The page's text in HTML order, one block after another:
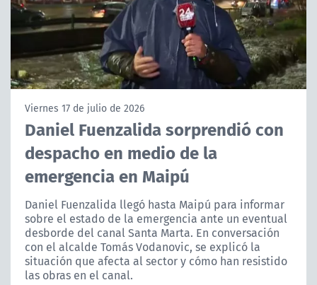
PROGRAMAS
TELESERIES
ACTUALIDAD Y TENDENCIAS
CORPORATIVO Y TRANSPARENCIA
CANAL DE DENUNCIAS
ÁREA DE PROYECTOS
Viernes 17 de julio de 2026
Daniel Fuenzalida sorprendió con
despacho en medio de la
emergencia en Maipú
Daniel Fuenzalida llegó hasta Maipú para informar
sobre el estado de la emergencia ante un eventual
desborde del canal Santa Marta. En conversación
con el alcalde Tomás Vodanovic, se explicó la
situación que afecta al sector y cómo han resistido
las obras en el canal.